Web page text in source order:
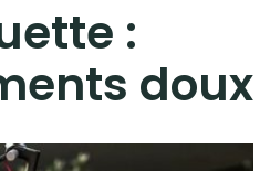
:
doux